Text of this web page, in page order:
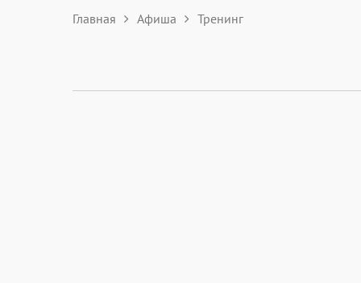
Главная Афиша Тренинг